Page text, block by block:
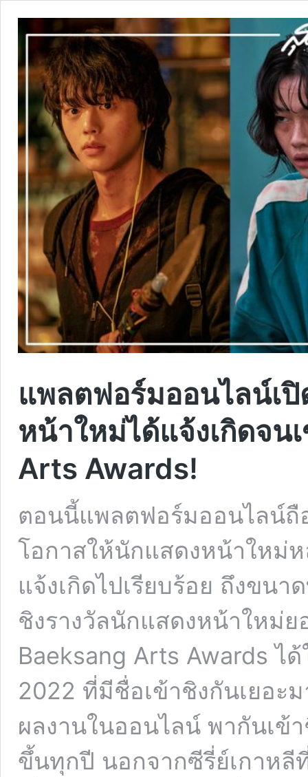
แพลตฟอร์มออนไลน์เ
หน้าใหม่ได้แจ้งเกิดจน
Arts Awards!
ตอนนี้แพลตฟอร์มออนไลน์ถื
โอกาสให้นักแสดงหน้าใหม่
แจ้งเกิดไปเรียบร้อย ถึงขนา
ชิงรางวัลนักแสดงหน้าใหม่
Baeksang Arts Awards ไ
2022 ที่มีชื่อเข้าชิงกันเยอะ
ผลงานในออนไลน์ พากันเข้
ขึ้นทุกปี นอกจากซีรี่ย์เกาหลี